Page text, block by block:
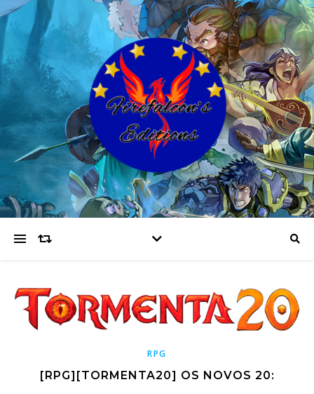
RPG
[RPG][TORMENTA20] OS NOVOS 20: